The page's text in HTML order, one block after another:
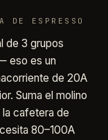
DE ESPRESSO
de 3 grupos
eso es un
de 20A
Suma el molino
cafetera de
80–100A